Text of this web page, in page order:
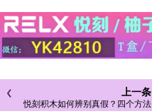
上一条
悦刻积木如何辨别真假？四个方法